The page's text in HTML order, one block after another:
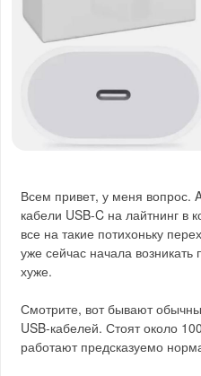
Всем привет, у меня вопрос.
кабели USB-C на лайтнинг в
все на такие потихоньку
уже сейчас начала
хуже.
Смотрите, вот бывают
USB-кабелей. Стоят около
работают предсказуемо